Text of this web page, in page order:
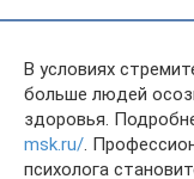
В условиях
больше людей
здоровья.
msk.ru/.
психолога